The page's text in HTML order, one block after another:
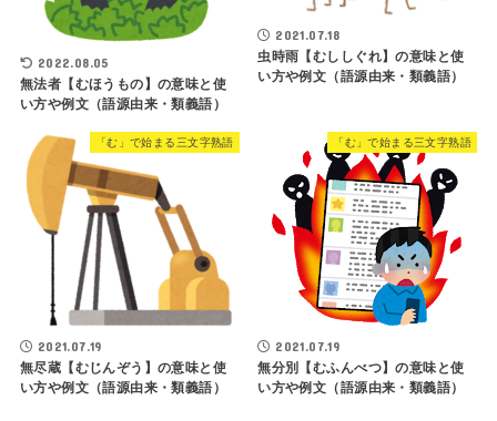
2022.08.05
無法者【むほうもの】の意味と使
い方や例文（語源由来・類義語）
2021.07.18
虫時雨【むししぐれ】の意味と使
い方や例文（語源由来・類義語）
「む」で始まる三文字熟語
2021.07.19
無尽蔵【むじんぞう】の意味と使
い方や例文（語源由来・類義語）
「む」で始まる三文字熟語
2021.07.19
無分別【むふんべつ】の意味と使
い方や例文（語源由来・類義語）